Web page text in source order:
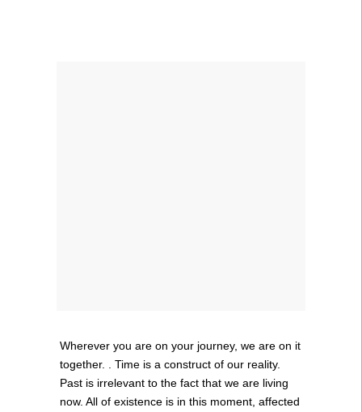
Wherever you are on your journey, we are on it
together. . Time is a construct of our reality.
Past is irrelevant to the fact that we are living
now. All of existence is in this moment, affected